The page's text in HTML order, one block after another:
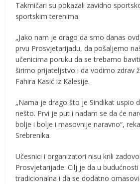
Takmičari su pokazali zavidno
sportskim terenima.
„Jako nam je drago da smo danas
prvu Prosvjetarijadu, da pošaljemo
učenicima poruku da se trebamo
širimo prijateljstvo i da vodimo zdrav
Fahira Kasić iz Kalesije.
„Nama je drago što je Sindikat uspio
nešto. Prvi je put i nadam se da će
bolje i bolje i masovnije naravno“,
Srebrenika.
Učesnici i organizatori nisu krili
Prosvjetarijade. Cilj je da u
tradicionalna i da se dodatno